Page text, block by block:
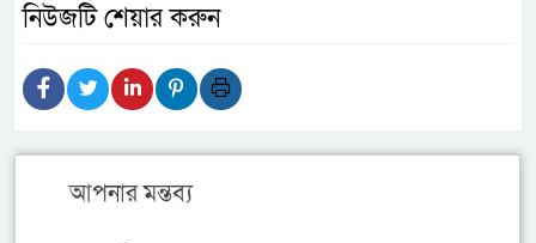
নিউজটি শেয়ার করুন
আপনার মন্তব্য